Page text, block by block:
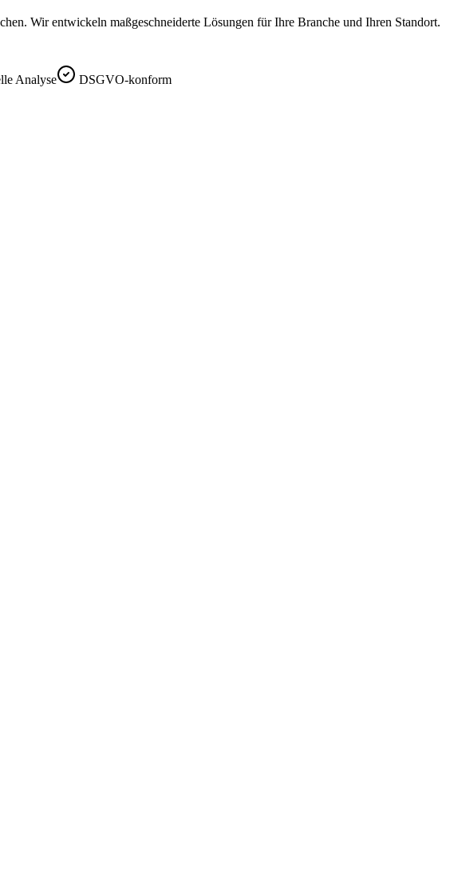
Wir entwickeln maßgeschneiderte Lösungen für Ihre Branche und Ihren Standort.
Analyse DSGVO-konform